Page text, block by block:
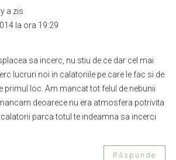
a zis
la ora 19:29
sa incerc, nu stiu de ce dar cel mai
lucruri noi in calatoriile pe care le fac si de
primul loc. Am mancat tot felul de nebunii
deoarece nu era atmosfera potrivita
parca totul te indeamna sa incerci
Răspunde